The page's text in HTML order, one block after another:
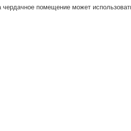
чердачное помещение может